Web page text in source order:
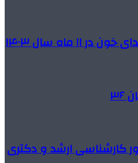
کارشناسی ارشد و دکتری